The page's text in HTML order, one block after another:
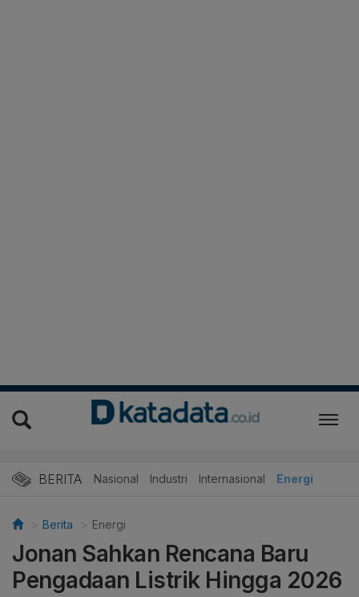
BERITA Nasional Industri Internasional Energi
Berita Energi
Jonan Sahkan Rencana Baru
Pengadaan Listrik Hingga 2026